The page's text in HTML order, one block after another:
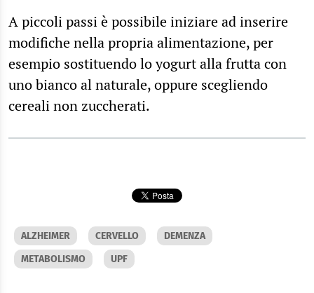
A piccoli passi è possibile iniziare ad inserire
modifiche nella propria alimentazione, per
esempio sostituendo lo yogurt alla frutta con
uno bianco al naturale, oppure scegliendo
cereali non zuccherati.
ALZHEIMER CERVELLO
DEMENZA
METABOLISMO
UPF